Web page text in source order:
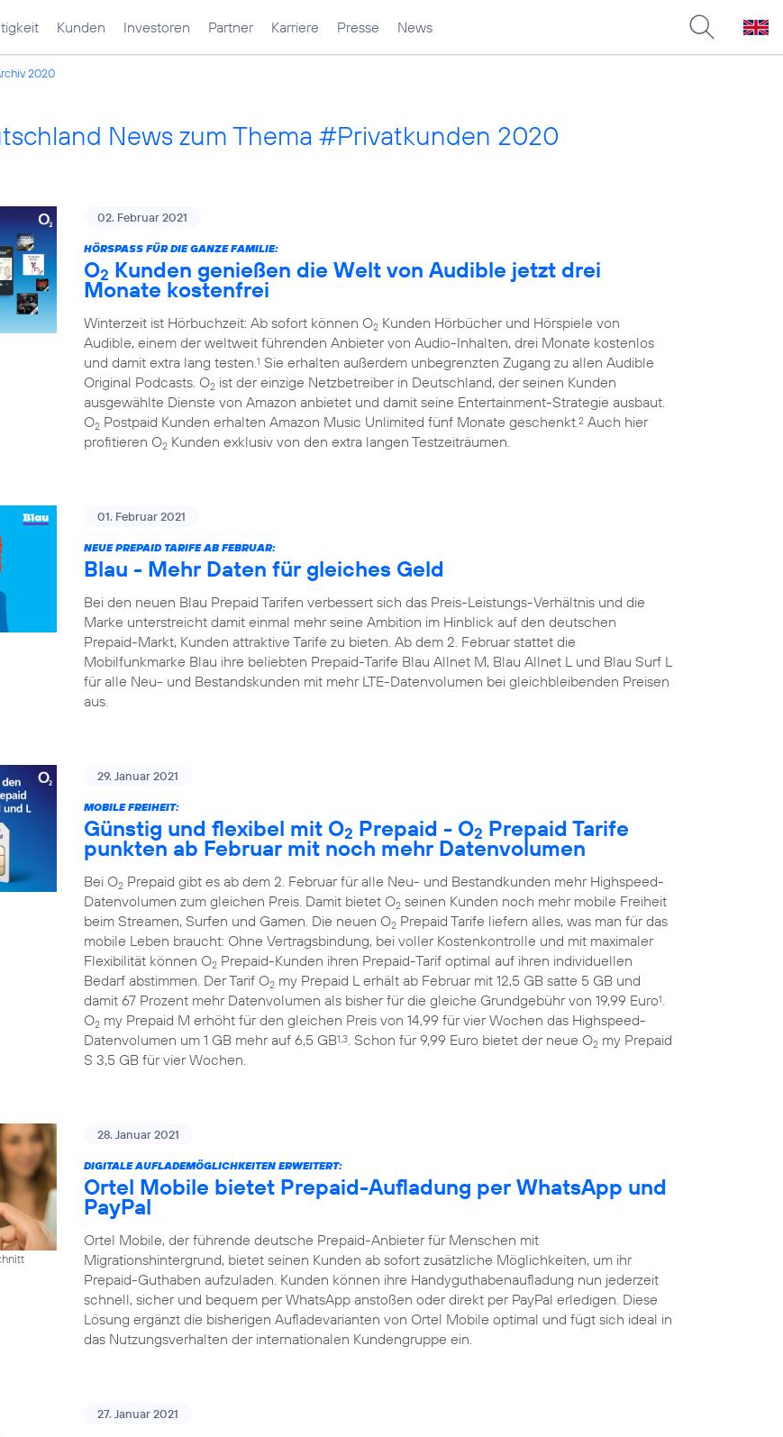
Kunden Investoren Partner Karriere Presse News
2020
News zum Thema #Privatkunden 2020
02. Februar 2021
HÖRSPASS FÜR DIE GANZE FAMILIE:
O2 Kunden genießen die Welt von Audible jetzt drei
Monate kostenfrei
Winterzeit ist Hörbuchzeit: Ab sofort können O2 Kunden Hörbücher und Hörspiele von
Audible, einem der weltweit führenden Anbieter von Audio-Inhalten, drei Monate kostenlos
und damit extra lang testen.1 Sie erhalten außerdem unbegrenzten Zugang zu allen Audible
Original Podcasts. O2 ist der einzige Netzbetreiber in Deutschland, der seinen Kunden
ausgewählte Dienste von Amazon anbietet und damit seine Entertainment-Strategie ausbaut.
O2 Postpaid Kunden erhalten Amazon Music Unlimited fünf Monate geschenkt.2 Auch hier
profitieren O2 Kunden exklusiv von den extra langen Testzeiträumen.
01. Februar 2021
NEUE PREPAID TARIFE AB FEBRUAR:
Blau - Mehr Daten für gleiches Geld
Bei den neuen Blau Prepaid Tarifen verbessert sich das Preis-Leistungs-Verhältnis und die
Marke unterstreicht damit einmal mehr seine Ambition im Hinblick auf den deutschen
Prepaid-Markt, Kunden attraktive Tarife zu bieten. Ab dem 2. Februar stattet die
Mobilfunkmarke Blau ihre beliebten Prepaid-Tarife Blau Allnet M, Blau Allnet L und Blau Surf L
für alle Neu- und Bestandskunden mit mehr LTE-Datenvolumen bei gleichbleibenden Preisen
aus.
29. Januar 2021
MOBILE FREIHEIT:
Günstig und flexibel mit O2 Prepaid - O2 Prepaid Tarife
punkten ab Februar mit noch mehr Datenvolumen
Bei O2 Prepaid gibt es ab dem 2. Februar für alle Neu- und Bestandkunden mehr Highspeed-
Datenvolumen zum gleichen Preis. Damit bietet O2 seinen Kunden noch mehr mobile Freiheit
beim Streamen, Surfen und Gamen. Die neuen O2 Prepaid Tarife liefern alles, was man für das
mobile Leben braucht: Ohne Vertragsbindung, bei voller Kostenkontrolle und mit maximaler
Flexibilität können O2 Prepaid-Kunden ihren Prepaid-Tarif optimal auf ihren individuellen
Bedarf abstimmen. Der Tarif O2 my Prepaid L erhält ab Februar mit 12,5 GB satte 5 GB und
damit 67 Prozent mehr Datenvolumen als bisher für die gleiche Grundgebühr von 19,99 Euro1.
O2 my Prepaid M erhöht für den gleichen Preis von 14,99 für vier Wochen das Highspeed-
Datenvolumen um 1 GB mehr auf 6,5 GB1,3. Schon für 9,99 Euro bietet der neue O2 my Prepaid
S 3,5 GB für vier Wochen.
28. Januar 2021
DIGITALE AUFLADEMÖGLICHKEITEN ERWEITERT:
Ortel Mobile bietet Prepaid-Aufladung per WhatsApp und
PayPal
Ortel Mobile, der führende deutsche Prepaid-Anbieter für Menschen mit
Migrationshintergrund, bietet seinen Kunden ab sofort zusätzliche Möglichkeiten, um ihr
Prepaid-Guthaben aufzuladen. Kunden können ihre Handyguthabenaufladung nun jederzeit
schnell, sicher und bequem per WhatsApp anstoßen oder direkt per PayPal erledigen. Diese
Lösung ergänzt die bisherigen Aufladevarianten von Ortel Mobile optimal und fügt sich ideal in
das Nutzungsverhalten der internationalen Kundengruppe ein.
27. Januar 2021